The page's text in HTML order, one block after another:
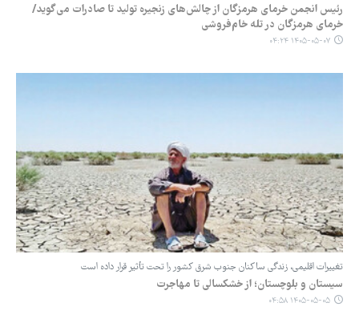
رئیس انجمن خرمای هرمزگان از چالش‌های زنجیره تولید تا صادرات می‌گوید/
خرمای هرمزگان در تله خام‌فروشی
۱۴۰۵-۰۵-۰۷ ۰۴:۲۴
تغییرات اقلیمی، زندگی ساکنان جنوب شرق کشور را تحت تأثیر قرار داده است
سیستان و بلوچستان؛ از خشکسالی تا مهاجرت
۱۴۰۵-۰۵-۰۵ ۰۴:۵۸